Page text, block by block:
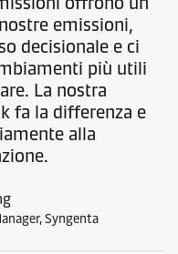
emissioni,
decisionale e ci
più utili
La nostra
fa la differenza e
alla
Syngenta